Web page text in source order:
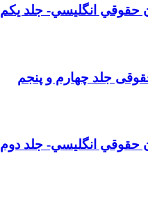
حقوقي انگليسي- جلد يكم
جلد چهارم و پنجم
حقوقي انگليسي- جلد دوم